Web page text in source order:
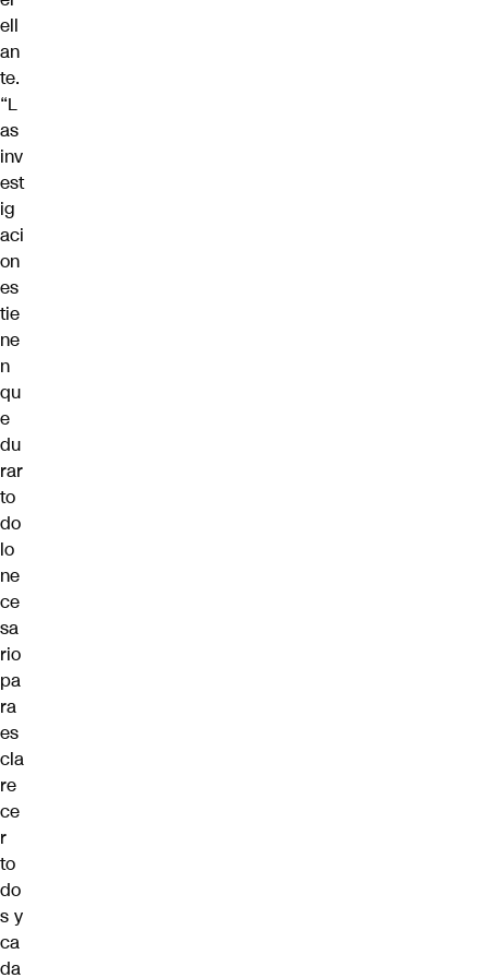
ell
an
te.
“L
as
inv
est
ig
aci
on
es
tie
ne
n
qu
e
du
rar
to
do
lo
ne
ce
sa
rio
pa
ra
es
cla
re
ce
r
to
do
s y
ca
da